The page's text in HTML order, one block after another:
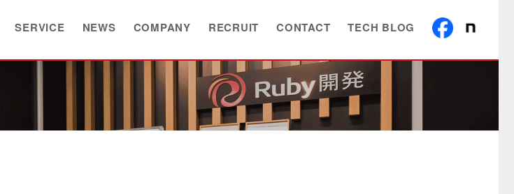
SERVICE NEWS COMPANY RECRUIT CONTACT TECH BLOG